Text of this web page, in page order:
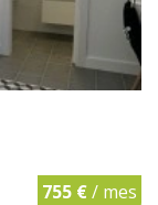
755 €/ mes